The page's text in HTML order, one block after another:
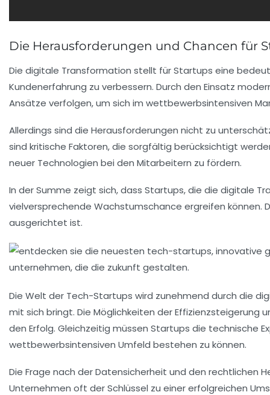
Die Herausforderungen und Chancen für
Die digitale Transformation stellt für Startups eine
Kundenerfahrung zu verbessern. Durch den Einsatz
Ansätze verfolgen, um sich im wettbewerbsintensiven
Allerdings sind die Herausforderungen nicht zu
sind kritische Faktoren, die sorgfältig berücksichtigt
neuer Technologien bei den Mitarbeitern zu fördern.
In der Summe zeigt sich, dass Startups, die die digitale
vielversprechende Wachstumschance ergreifen können.
ausgerichtet ist.
Die Welt der Tech-Startups wird zunehmend durch die
mit sich bringt. Die Möglichkeiten derEffizienzsteigerung
den Erfolg. Gleichzeitig müssen Startups die technische
wettbewerbsintensiven Umfeld bestehen zu können.
Die Frage nach derDatensicherheit und den rechtlichen
Unternehmen oft der Schlüssel zu einer erfolgreichen